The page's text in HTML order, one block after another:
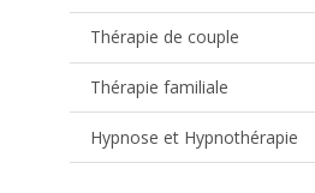
Thérapie de couple
Thérapie familiale
Hypnose et Hypnothérapie